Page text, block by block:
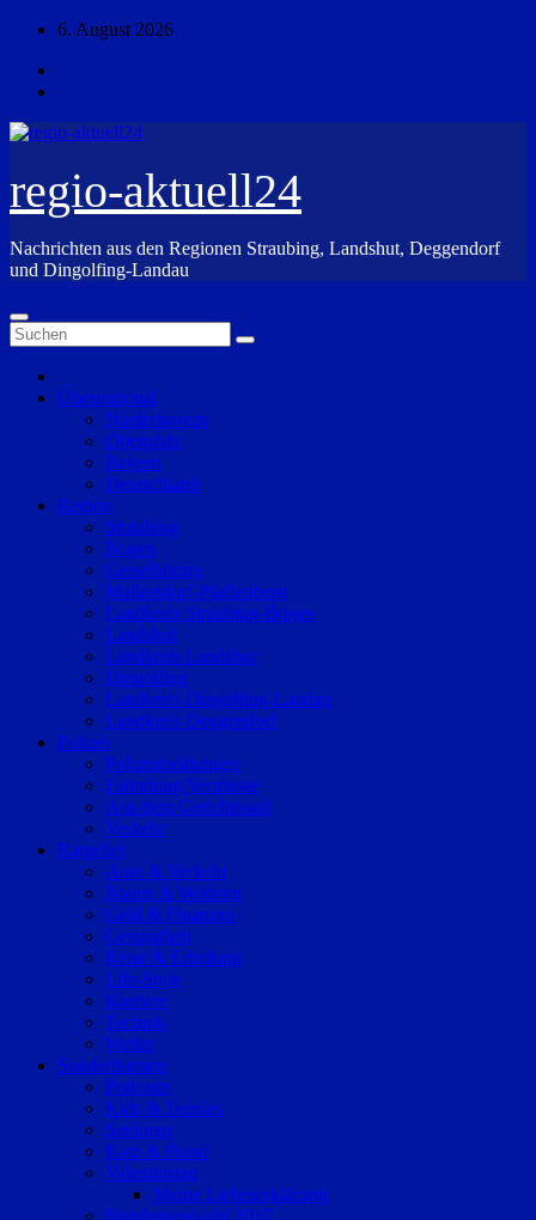
Zum
springen
6. August 2026
regio-aktuell24
Nachrichten aus den Regionen Straubing, Landshut, Deggendorf
und Dingolfing-Landau
Überregional
Niederbayern
Oberpfalz
Bayern
Deutschland
Region
Straubing
Bogen
Geiselhöring
Mallersdorf-Pfaffenberg
Landkreis Straubing-Bogen
Landshut
Landkreis Landshut
Dingolfing
Landkreis Dingolfing-Landau
Landkreis Deggendorf
Polizei
Polizeimeldungen
Fahndung/Vermisste
Aus dem Gerichtssaal
Verkehr
Ratgeber
Auto & Verkehr
Bauen & Wohnen
Geld & Finanzen
Gesundheit
Reise & Erholung
Life-Style
Karriere
Technik
Wetter
Sonderthemen
Podcasts
Kids & Teenies
Senioren
Katz & Hund
Valentinstag
Meine Liebeserklärung
Bundestagswahl 2017